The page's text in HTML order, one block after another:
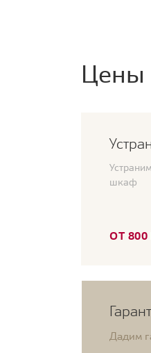
Цены
шкаф
ОТ 800
Дадим